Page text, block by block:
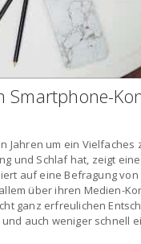
Smartphone-
Jahren um ein
und Schlaf hat, zeigt
auf eine Befragung von
über ihren Medien-
ganz erfreulichen
auch weniger schnell